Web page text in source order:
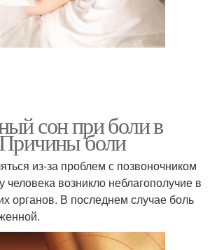
сон при боли в
боли
из-за проблем с позвоночником
человека возникло неблагополучие в
органов. В последнем случае боль